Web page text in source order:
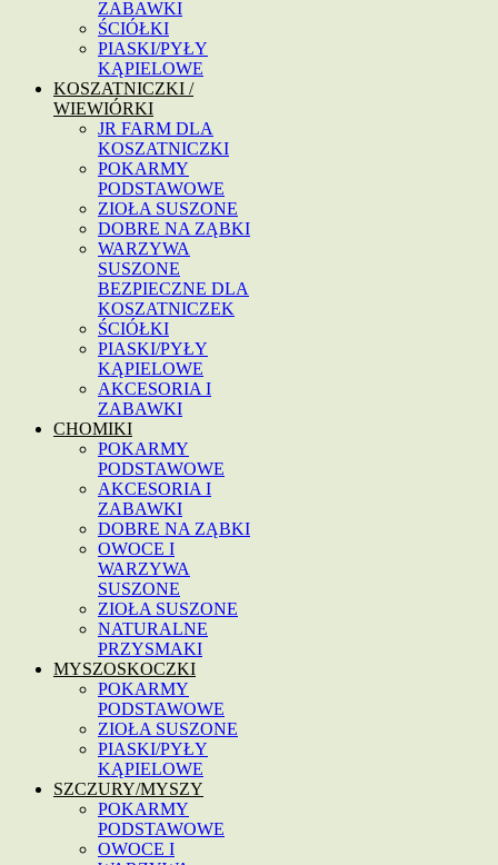
ZABAWKI
ŚCIÓŁKI
PIASKI/PYŁY
KĄPIELOWE
KOSZATNICZKI /
WIEWIÓRKI
JR FARM DLA
KOSZATNICZKI
POKARMY
PODSTAWOWE
ZIOŁA SUSZONE
DOBRE NA ZĄBKI
WARZYWA
SUSZONE
BEZPIECZNE DLA
KOSZATNICZEK
ŚCIÓŁKI
PIASKI/PYŁY
KĄPIELOWE
AKCESORIA I
ZABAWKI
CHOMIKI
POKARMY
PODSTAWOWE
AKCESORIA I
ZABAWKI
DOBRE NA ZĄBKI
OWOCE I
WARZYWA
SUSZONE
ZIOŁA SUSZONE
NATURALNE
PRZYSMAKI
MYSZOSKOCZKI
POKARMY
PODSTAWOWE
ZIOŁA SUSZONE
PIASKI/PYŁY
KĄPIELOWE
SZCZURY/MYSZY
POKARMY
PODSTAWOWE
OWOCE I